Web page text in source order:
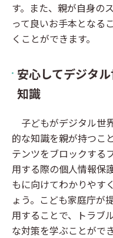
す。また、親が自身の
って良いお手本となる
くことができます。
安心してデジタ
知識
子どもがデジタル世
的な知識を親が持つこ
テンツをブロックする
用する際の個人情報保
もに向けてわかりやす
ょう。こども家庭庁が
用することで、トラブ
な対策を学ぶことができ